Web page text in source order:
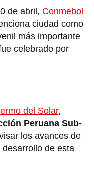
de abril, Conmebol
ciudad como
más importante
celebrado por
del Solar,
Peruana Sub-
los avances de
de esta